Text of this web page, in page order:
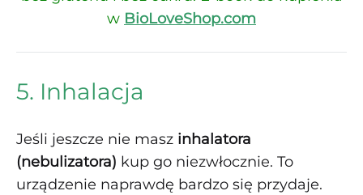
w BioLoveShop.com
5. Inhalacja
Jeśli jeszcze nie masz inhalatora
(nebulizatora) kup go niezwłocznie. To
urządzenie naprawdę bardzo się przydaje.